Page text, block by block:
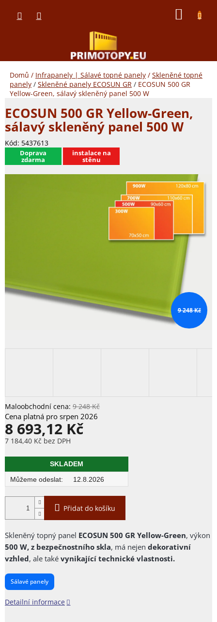
obsah
Domů / Infrapanely | Sálavé topné panely / Skleněné topné
panely / Skleněné panely ECOSUN GR / ECOSUN 500 GR
Yellow-Green, sálavý skleněný panel 500 W
ECOSUN 500 GR Yellow-Green,
sálavý skleněný panel 500 W
Kód: 5437613
​Doprava
zdarma
instalace na
stěnu
9 248 Kč
9 248 Kč
8 693,12 Kč
7 184,40 Kč bez DPH
Měrná
SKLADEM
12.8.2026
Přidat do košíku
Skleněný topný panel ECOSUN 500 GR Yellow-Green, výkon
500 W, z bezpečnostního skla, má nejen dekorativní
vzhled, ale také vynikající technické vlastnosti.
Sálavé panely
Detailní informace